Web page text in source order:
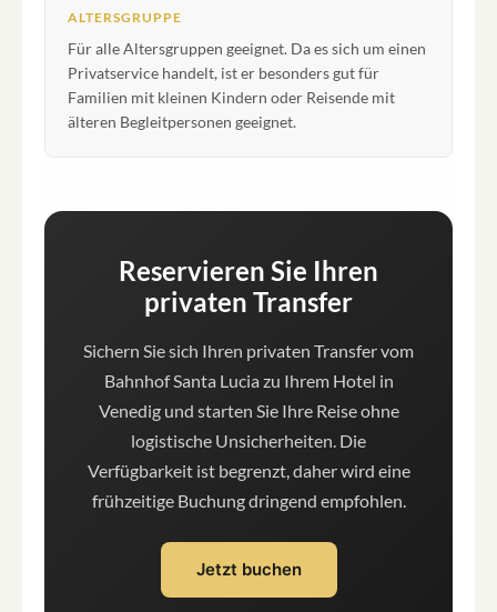
ALTERSGRUPPE
Für alle Altersgruppen geeignet. Da es sich um einen
Privatservice handelt, ist er besonders gut für
Familien mit kleinen Kindern oder Reisende mit
älteren Begleitpersonen geeignet.
Reservieren Sie Ihren
privaten Transfer
Sichern Sie sich Ihren privaten Transfer vom
Bahnhof Santa Lucia zu Ihrem Hotel in
Venedig und starten Sie Ihre Reise ohne
logistische Unsicherheiten. Die
Verfügbarkeit ist begrenzt, daher wird eine
frühzeitige Buchung dringend empfohlen.
Jetzt buchen